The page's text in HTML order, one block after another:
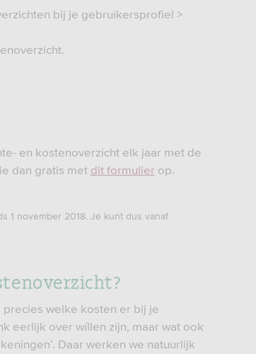
bij je gebruikersprofiel >
en kostenoverzicht elk jaar met de
dan gratis met dit formulier op.
1 november 2018. Je kunt dus vanaf
welke kosten er bij je
eerlijk over wíllen zijn, maar wat ook
Daar werken we natuurlijk